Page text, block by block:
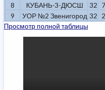
8
КУБАНЬ-3-ДЮСШ 32 7
9
УОР №2 Звенигород 32 2
Просмотр полной таблицы